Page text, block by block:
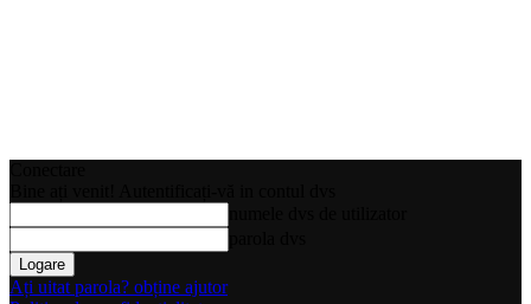
Ați uitat parola? obține ajutor